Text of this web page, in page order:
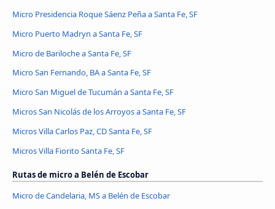
Micro Presidencia Roque Sáenz Peña a Santa Fe, SF
Micro Puerto Madryn a Santa Fe, SF
Micro de Bariloche a Santa Fe, SF
Micro San Fernando, BA a Santa Fe, SF
Micro San Miguel de Tucumán a Santa Fe, SF
Micros San Nicolás de los Arroyos a Santa Fe, SF
Micros Villa Carlos Paz, CD Santa Fe, SF
Micros Villa Fiorito Santa Fe, SF
Rutas de micro a Belén de Escobar
Micro de Candelaria, MS a Belén de Escobar